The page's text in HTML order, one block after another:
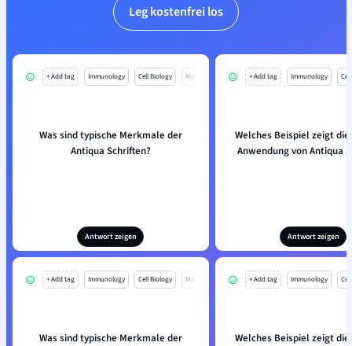
Leg kostenfrei los
+ Add tag Immunology Cell Biology Mo
Was sind typische Merkmale der
Antiqua Schriften?
Antwort zeigen
+ Add tag Immunology
Welches Beispiel zeigt
Anwendung von Antiqua
Antwort zeigen
+ Add tag Immunology Cell Biology Mo
Was sind typische Merkmale der
+ Add tag Immunology
Welches Beispiel zeigt